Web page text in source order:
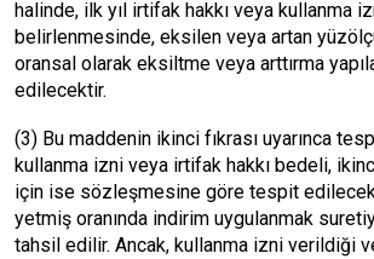
halinde, ilk yıl irtifak hakkı veya kullanma
belirlenmesinde, eksilen veya artan
oransal olarak eksiltme veya arttırma
edilecektir.
(3) Bu maddenin ikinci fıkrası uyarınca
kullanma izni veya irtifak hakkı bedeli,
için ise sözleşmesine göre tespit
yetmiş oranında indirim uygulanmak
tahsil edilir. Ancak, kullanma izni verildiği